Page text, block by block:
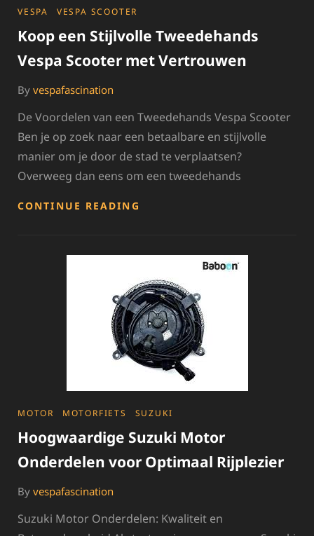
CATEGORIES
VESPA VESPA SCOOTER
Koop een Stijlvolle Tweedehands
Vespa Scooter met Vertrouwen
By vespafascination
De Voordelen van een Tweedehands Vespa Scooter
Ben je op zoek naar een betaalbare en stijlvolle
manier om je door de stad te verplaatsen?
Overweeg dan eens om een tweedehands
CONTINUE READING
SCOOTER
MET
VERTROUWEN
CATEGORIES
MOTOR MOTORFIETS SUZUKI
Hoogwaardige Suzuki Motor
Onderdelen voor Optimaal Rijplezier
By vespafascination
Suzuki Motor Onderdelen: Kwaliteit en